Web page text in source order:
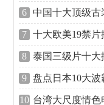
6 中国十大顶级古装
7 十大欧美19禁片排
8 泰国三级片十大排
9 盘点日本10大
10 台湾大尺度情色电